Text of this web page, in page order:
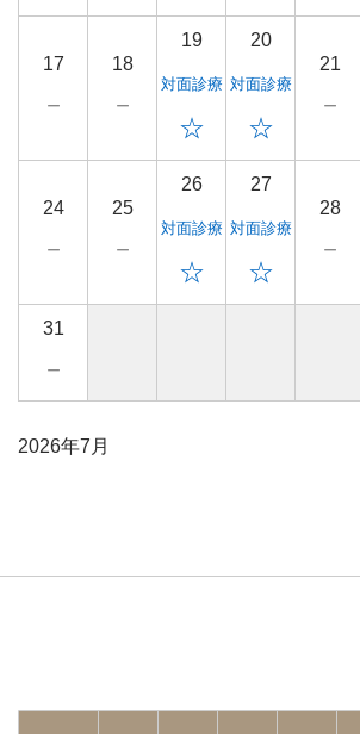
17
－
18
－
19
対面診療
☆
20
対面診療
☆
21
－
24
－
25
－
26
対面診療
☆
27
対面診療
☆
28
－
31
－
2026年7月